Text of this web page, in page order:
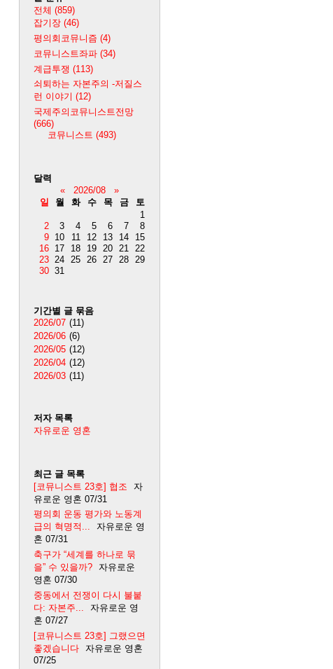
전체 (859)
잡기장 (46)
평의회코뮤니즘 (4)
코뮤니스트좌파 (34)
계급투쟁 (113)
쇠퇴하는 자본주의 -저질스
런 이야기 (12)
국제주의코뮤니스트전망
(666)
코뮤니스트 (493)
달력
«
2026/08
»
일
월 화 수 목 금
토
1
2
3 4 5 6 7
8
9 10 11 12 13 14
15
16 17 18 19 20 21 22
23 24 25 26 27 28 29
30 31
기간별 글 묶음
2026/07 (11)
2026/06 (6)
2026/05 (12)
2026/04 (12)
2026/03 (11)
저자 목록
자유로운 영혼
최근 글 목록
[코뮤니스트 23호] 협조
자
유로운 영혼 07/31
평의회 운동 평가와 노동계
급의 혁명적...
자유로운 영
혼 07/31
축구가 “세계를 하나로 묶
을” 수 있을까?
자유로운
영혼 07/30
중동에서 전쟁이 다시 불붙
다: 자본주...
자유로운 영
혼 07/27
[코뮤니스트 23호] 그랬으면
좋겠습니다
자유로운 영혼
07/25